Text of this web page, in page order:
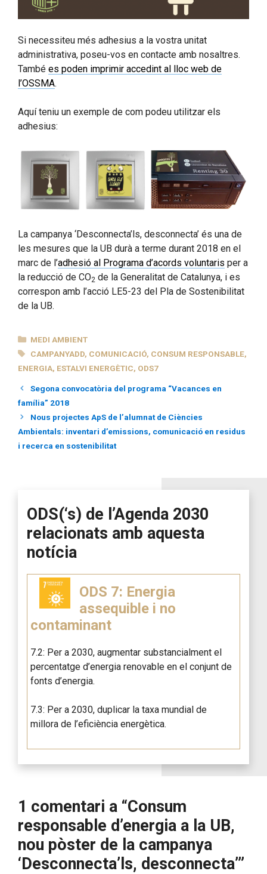
Si necessiteu més adhesius a la vostra unitat
administrativa, poseu-vos en contacte amb nosaltres.
També es poden imprimir accedint al lloc web de
l’OSSMA.
Aquí teniu un exemple de com podeu utilitzar els
adhesius:
La campanya ‘Desconnecta’ls, desconnecta’ és una de
les mesures que la UB durà a terme durant 2018 en el
marc de l’adhesió al Programa d’acords voluntaris per a
la reducció de CO2 de la Generalitat de Catalunya, i es
correspon amb l’acció LE5-23 del Pla de Sostenibilitat
de la UB.
CATEGORIES
MEDI AMBIENT
ETIQUETES
CAMPANYADD, COMUNICACIÓ, CONSUM RESPONSABLE,
ENERGIA, ESTALVI ENERGÈTIC, ODS7
Segona convocatòria del programa “Vacances en
família” 2018
Nous projectes ApS de l’alumnat de Ciències
Ambientals: inventari d’emissions, comunicació en residus
i recerca en sostenibilitat
ODS(‘s) de l’Agenda 2030
relacionats amb aquesta
notícia
ODS 7: Energia
assequible i no
contaminant
7.2: Per a 2030, augmentar substancialment el
percentatge d’energia renovable en el conjunt de
fonts d’energia.
7.3: Per a 2030, duplicar la taxa mundial de
millora de l’eficiència energètica.
1 comentari a “Consum
responsable d’energia a la UB,
nou pòster de la campanya
‘Desconnecta’ls, desconnecta’”